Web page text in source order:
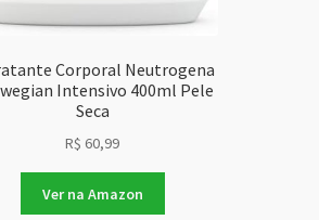
Corporal Neutrogena
Intensivo 400ml Pele
Seca
R$ 60,99
Ver na Amazon